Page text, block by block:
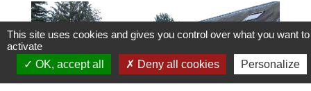
This site uses cookies and gives you control over what you want to
activate
OK, accept all
Deny all cookies Personalize